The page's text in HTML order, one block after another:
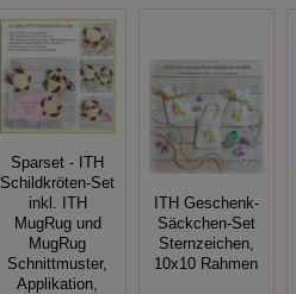
Sparset - ITH
Schildkröten-Set
inkl. ITH
MugRug und
MugRug
Schnittmuster,
Applikation,
ITH Geschenk-
Säckchen-Set
Sternzeichen,
10x10 Rahmen